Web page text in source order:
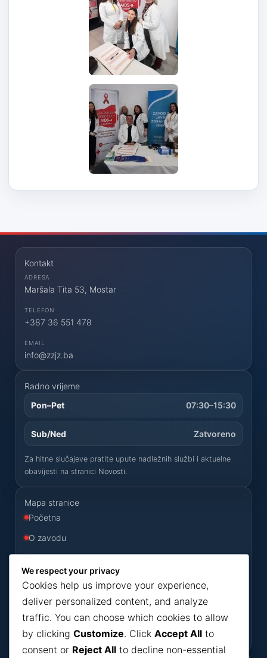
Kontakt
ADRESA
Maršala Tita 53, Mostar
TELEFON
+387 36 551 478
EMAIL
info@zzjz.ba
Radno vrijeme
Pon–Pet
07:30–15:30
Sub/Ned Zatvoreno
Za hitne slučajeve pratite upute nadležnih službi i aktuelne
obavijesti na stranici Novosti.
Mapa stranice
Početna
O zavodu
Usluge
Odluke
Konkursi
Novosti
Kontakt
We respect your privacy
Cookies help us improve your experience,
deliver personalized content, and analyze
traffic. You can choose which cookies to allow
by clicking Customize. Click Accept All to
consent or Reject All to decline non-essential